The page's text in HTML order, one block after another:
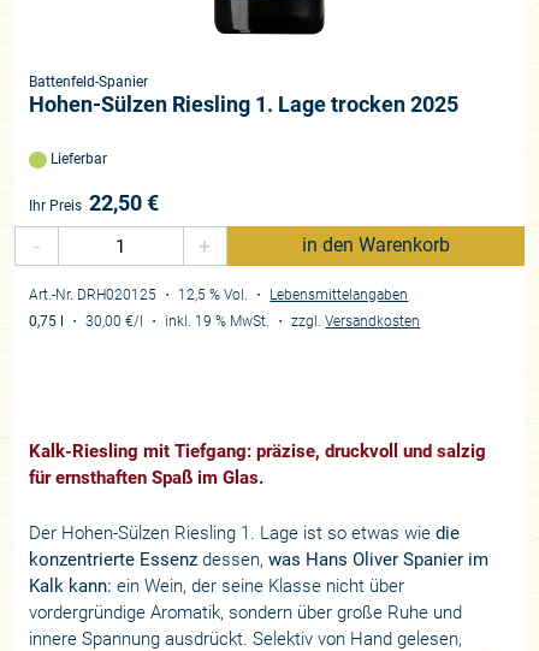
Battenfeld-Spanier
Hohen-Sülzen Riesling 1. Lage trocken 2025
Lieferbar
Ihr Preis 22,50€
-
+ in den Warenkorb
Art.-Nr. DRH020125 ・ 12,5 % Vol. ・ Lebensmittelangaben
0,75 l
・30,00 €/l ・ inkl. 19 % MwSt. ・zzgl.Versandkosten
Kalk-Riesling mit Tiefgang: präzise, druckvoll und salzig
für ernsthaften Spaß im Glas.
Der Hohen-Sülzen Riesling 1. Lage ist so etwas wiedie
konzentrierte Essenz dessen,was Hans Oliver Spanier im
Kalk kann: ein Wein, der seine Klasse nicht über
vordergründige Aromatik, sondern über große Ruhe und
innere Spannung ausdrückt. Selektiv von Hand gelesen,